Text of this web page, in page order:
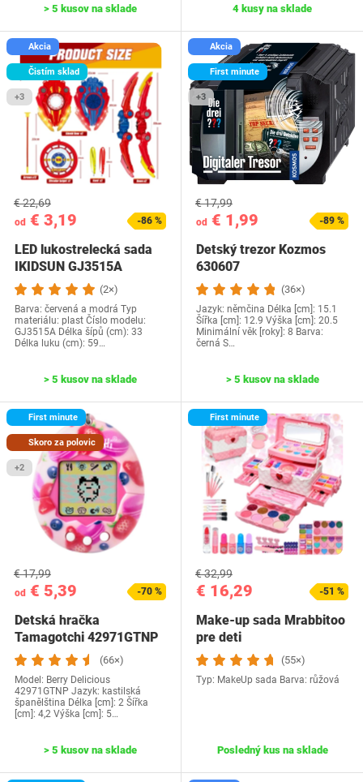
> 5 kusov na sklade 4 kusy na sklade
Akcia
Čistím sklad
+3
od € 3,19
€ 22,69
-86 %
LED lukostrelecká sada
IKIDSUN GJ3515A
(2×)
Barva: červená a modrá Typ
materiálu: plast Číslo modelu:
‎GJ3515A Délka šípů (cm): 33
Délka luku (cm): 59…
> 5 kusov na sklade
Akcia
First minute
+3
od € 1,99
€ 17,99
-89 %
Detský trezor Kozmos
630607
(36×)
Jazyk:‎ němčina Délka [cm]: 15.1
Šířka [cm]: 12.9 Výška [cm]: 20.5
Minimální věk [roky]: 8 Barva:
černá S…
> 5 kusov na sklade
First minute
Skoro za polovic
+2
od € 5,39
€ 17,99
-70 %
Detská hračka
Tamagotchi 42971GTNP
(66×)
Model: ‎Berry Delicious
42971GTNP Jazyk:‎ kastilská
španělština Délka [cm]: 2 Šířka
[cm]: 4,2 Výška [cm]: 5…
> 5 kusov na sklade
First minute
€ 16,29
€ 32,99
-51 %
Make-up sada Mrabbitoo
pre deti
(55×)
Typ: MakeUp sada Barva: růžová
Posledný kus na sklade